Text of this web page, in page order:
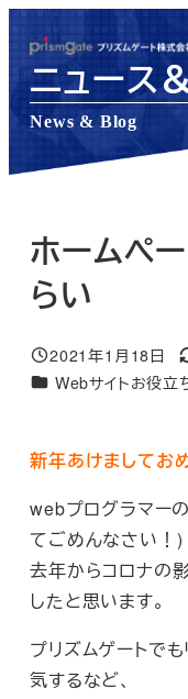
ン
コ
テ
ニュース
News & Blog
ホームペ
らい
投稿日
2021年1月18日
ニュース＆ブログカテ
Webサイトお役立
新年あけましてお
webプログラマー
てごめんなさい！)
去年からコロナの
したと思います。
プリズムゲートで
気するなど、